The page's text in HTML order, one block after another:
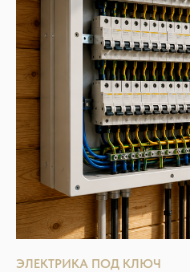
ЭЛЕКТРИКА ПОД КЛЮЧ